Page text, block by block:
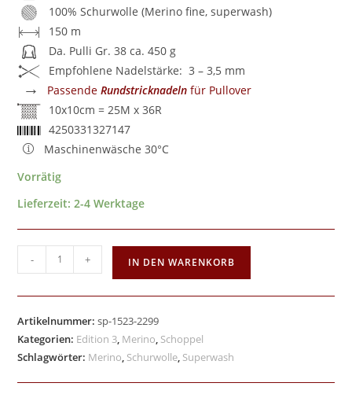
100% Schurwolle (Merino fine, superwash)
150 m
Da. Pulli Gr. 38 ca. 450 g
Empfohlene Nadelstärke: 3 – 3,5 mm
→ PassendeRundstricknadeln für Pullover
10x10cm = 25M x 36R
4250331327147
Maschinenwäsche 30°C
Vorrätig
Lieferzeit:2-4 Werktage
- + IN DEN WARENKORB
Artikelnummer:sp-1523-2299
Kategorien: Edition 3, Merino, Schoppel
Schlagwörter: Merino, Schurwolle, Superwash